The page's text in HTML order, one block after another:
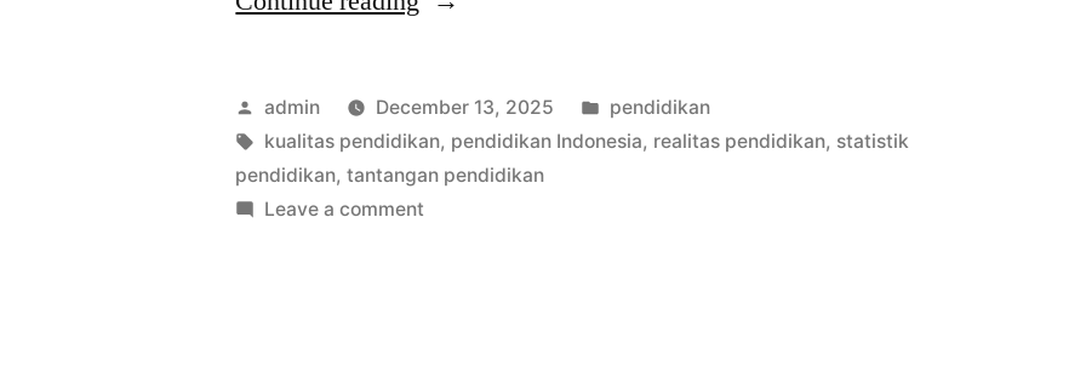
Tak
Seindah
Statistik
Posted
by
admin December 13, 2025
Posted
in
pendidikan
Tags:
kualitas pendidikan, pendidikan Indonesia, realitas pendidikan, statistik
pendidikan,tantangan pendidikan
Leave a comment